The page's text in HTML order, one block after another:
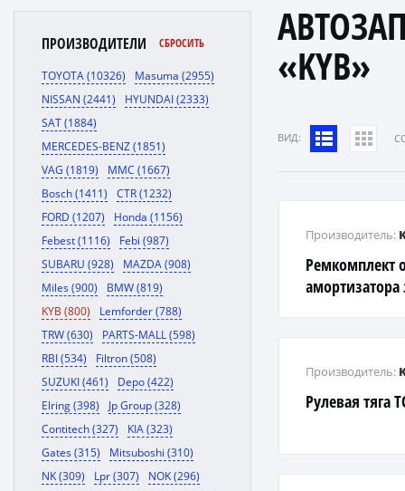
ПРОИЗВОДИТЕЛИ СБРОСИТЬ
TOYOTA (10326)
Masuma (2955)
NISSAN (2441)
HYUNDAI (2333)
SAT (1884)
MERCEDES-BENZ (1851)
VAG (1819)
MMC (1667)
Bosch (1411)
CTR (1232)
FORD (1207)
Honda (1156)
Febest (1116)
Febi (987)
SUBARU (928)
MAZDA (908)
Miles (900)
BMW (819)
KYB (800)
Lemforder (788)
TRW (630)
PARTS-MALL (598)
RBI (534)
Filtron (508)
SUZUKI (461)
Depo (422)
Elring (398)
Jp Group (328)
Contitech (327)
KIA (323)
Gates (315)
Mitsuboshi (310)
NK (309)
Lpr (307)
NOK (296)
«KYB»
ВИД:
Ремкомплект
амортизатора
Производитель:
Рулевая тяга
Производитель: